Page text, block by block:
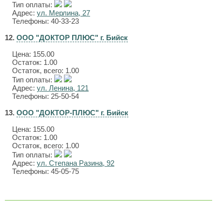
Тип оплаты:
Адрес: ул. Мерлина, 27
Телефоны: 40-33-23
12. ООО "ДОКТОР ПЛЮС" г. Бийск
Цена: 155.00
Остаток: 1.00
Остаток, всего: 1.00
Тип оплаты:
Адрес: ул. Ленина, 121
Телефоны: 25-50-54
13. ООО "ДОКТОР-ПЛЮС" г. Бийск
Цена: 155.00
Остаток: 1.00
Остаток, всего: 1.00
Тип оплаты:
Адрес: ул. Степана Разина, 92
Телефоны: 45-05-75